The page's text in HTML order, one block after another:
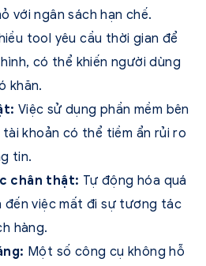
với ngân sách hạn chế.
tool yêu cầu thời gian để
có thể khiến người dùng
khăn.
Việc sử dụng phần mềm bên
khoản có thể tiềm ẩn rủi ro
tin.
chân thật: Tự động hóa quá
đến việc mất đi sự tương tác
hàng.
Một số công cụ không hỗ